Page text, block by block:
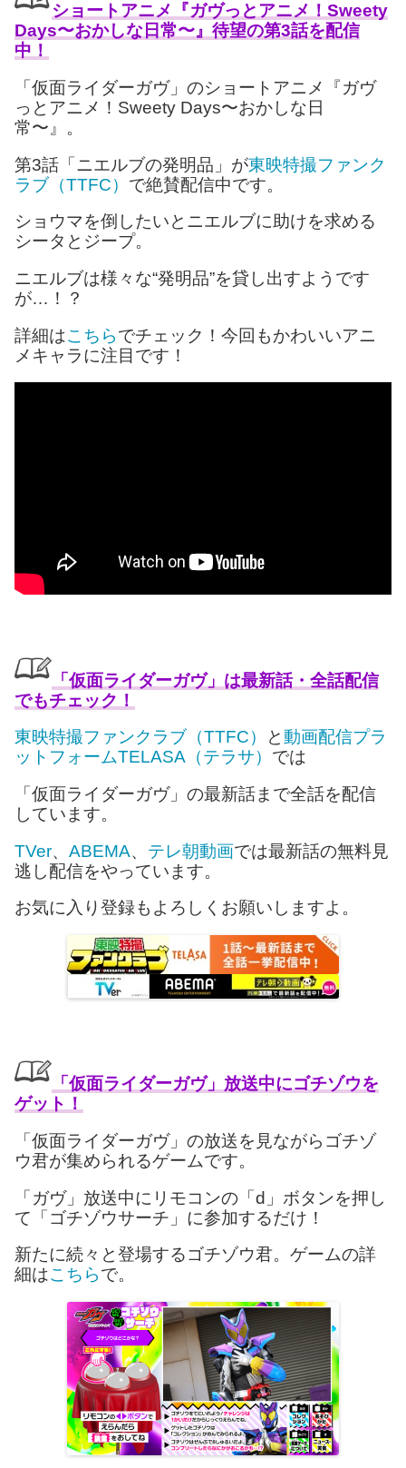
ショートアニメ『ガヴっとアニメ！Sweety
Days〜おかしな日常〜』待望の第3話を配信
中！
「仮面ライダーガヴ」のショートアニメ『ガヴ
っとアニメ！Sweety Days〜おかしな日
常〜』。
第3話「ニエルブの発明品」が東映特撮ファンク
ラブ（TTFC） で絶賛配信中です。
ショウマを倒したいとニエルブに助けを求める
シータとジープ。
ニエルブは様々な“発明品”を貸し出すようです
が…！？
詳細はこちらでチェック！今回もかわいいアニ
メキャラに注目です！
「仮面ライダーガヴ」は最新話・全話配信
でもチェック！
東映特撮ファンクラブ（TTFC）
と動画配信プラ
ットフォームTELASA（テラサ） では
「仮面ライダーガヴ」の最新話まで全話を配信
しています。
TVer、 ABEMA、 テレ朝動画では最新話の無料見
逃し配信をやっています。
お気に入り登録もよろしくお願いしますよ。
「仮面ライダーガヴ」放送中にゴチゾウを
ゲット！
「仮面ライダーガヴ」の放送を見ながらゴチゾ
ウ君が集められるゲームです。
「ガヴ」放送中にリモコンの「d」ボタンを押し
て「ゴチゾウサーチ」に参加するだけ！
新たに続々と登場するゴチゾウ君。ゲームの詳
細はこちらで。